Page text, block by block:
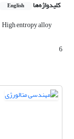
کلیدواژه‌ها English
High entropy alloy
6